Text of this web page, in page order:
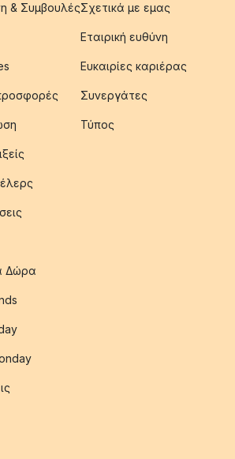
& Συμβουλές
Δώρα
Σχετικά με εμας
Εταιρική ευθύνη
Ευκαιρίες καριέρας
Συνεργάτες
Τύπος